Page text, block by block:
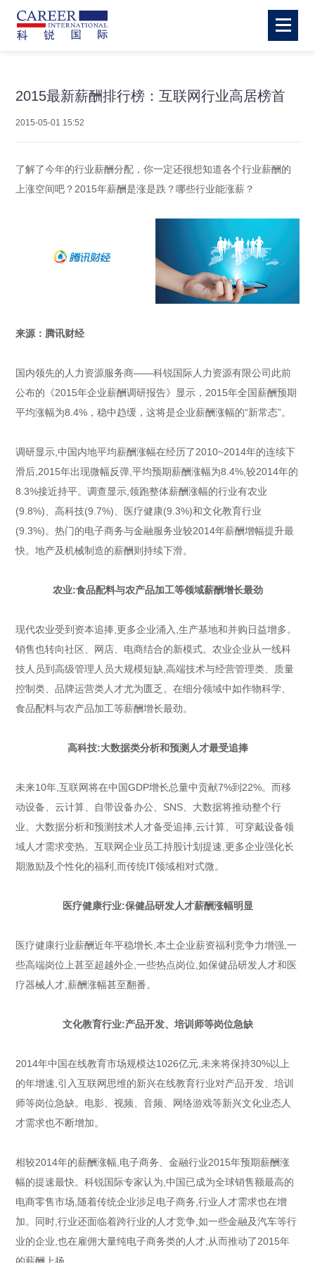
2015最新薪酬排行榜：互联网行业高居榜首
2015-05-01 15:52
了解了今年的行业薪酬分配，你一定还很想知道各个行业薪酬的
上涨空间吧？2015年薪酬是涨是跌？哪些行业能涨薪？
来源：腾讯财经
国内领先的人力资源服务商——科锐国际人力资源有限公司此前
公布的《2015年企业薪酬调研报告》显示，2015年全国薪酬预期
平均涨幅为8.4%，稳中趋缓，这将是企业薪酬涨幅的“新常态”。
调研显示,中国内地平均薪酬涨幅在经历了2010~2014年的连续下
滑后,2015年出现微幅反弹,平均预期薪酬涨幅为8.4%,较2014年的
8.3%接近持平。调查显示,领跑整体薪酬涨幅的行业有农业
(9.8%)、高科技(9.7%)、医疗健康(9.3%)和文化教育行业
(9.3%)。热门的电子商务与金融服务业较2014年薪酬增幅提升最
快。地产及机械制造的薪酬则持续下滑。
农业:食品配料与农产品加工等领域薪酬增长最劲
现代农业受到资本追捧,更多企业涌入,生产基地和并购日益增多。
销售也转向社区、网店、电商结合的新模式。农业企业从一线科
技人员到高级管理人员大规模短缺,高端技术与经营管理类、质量
控制类、品牌运营类人才尤为匮乏。在细分领域中如作物科学、
食品配料与农产品加工等薪酬增长最劲。
高科技:大数据类分析和预测人才最受追捧
未来10年,互联网将在中国GDP增长总量中贡献7%到22%。而移
动设备、云计算、自带设备办公、SNS、大数据将推动整个行
业。大数据分析和预测技术人才备受追捧,云计算、可穿戴设备领
域人才需求变热。互联网企业员工持股计划提速,更多企业强化长
期激励及个性化的福利,而传统IT领域相对式微。
医疗健康行业:保健品研发人才薪酬涨幅明显
医疗健康行业薪酬近年平稳增长,本土企业薪资福利竞争力增强,一
些高端岗位上甚至超越外企,一些热点岗位,如保健品研发人才和医
疗器械人才,薪酬涨幅甚至翻番。
文化教育行业:产品开发、培训师等岗位急缺
2014年中国在线教育市场规模达1026亿元,未来将保持30%以上
的年增速,引入互联网思维的新兴在线教育行业对产品开发、培训
师等岗位急缺。电影、视频、音频、网络游戏等新兴文化业态人
才需求也不断增加。
相较2014年的薪酬涨幅,电子商务、金融行业2015年预期薪酬涨
幅的提速最快。科锐国际专家认为,中国已成为全球销售额最高的
电商零售市场,随着传统企业涉足电子商务,行业人才需求也在增
加。同时,行业还面临着跨行业的人才竞争,如一些金融及汽车等行
业的企业,也在雇佣大量纯电子商务类的人才,从而推动了2015年
的薪酬上扬。